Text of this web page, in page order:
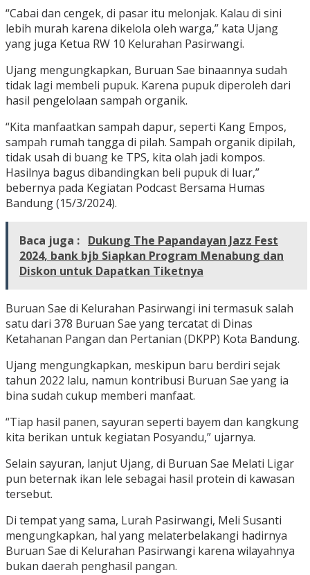
“Cabai dan cengek, di pasar itu melonjak. Kalau di sini
lebih murah karena dikelola oleh warga,” kata Ujang
yang juga Ketua RW 10 Kelurahan Pasirwangi.
Ujang mengungkapkan, Buruan Sae binaannya sudah
tidak lagi membeli pupuk. Karena pupuk diperoleh dari
hasil pengelolaan sampah organik.
“Kita manfaatkan sampah dapur, seperti Kang Empos,
sampah rumah tangga di pilah. Sampah organik dipilah,
tidak usah di buang ke TPS, kita olah jadi kompos.
Hasilnya bagus dibandingkan beli pupuk di luar,”
bebernya pada Kegiatan Podcast Bersama Humas
Bandung (15/3/2024).
Baca juga : Dukung The Papandayan Jazz Fest
2024, bank bjb Siapkan Program Menabung dan
Diskon untuk Dapatkan Tiketnya
Buruan Sae di Kelurahan Pasirwangi ini termasuk salah
satu dari 378 Buruan Sae yang tercatat di Dinas
Ketahanan Pangan dan Pertanian (DKPP) Kota Bandung.
Ujang mengungkapkan, meskipun baru berdiri sejak
tahun 2022 lalu, namun kontribusi Buruan Sae yang ia
bina sudah cukup memberi manfaat.
“Tiap hasil panen, sayuran seperti bayem dan kangkung
kita berikan untuk kegiatan Posyandu,” ujarnya.
Selain sayuran, lanjut Ujang, di Buruan Sae Melati Ligar
pun beternak ikan lele sebagai hasil protein di kawasan
tersebut.
Di tempat yang sama, Lurah Pasirwangi, Meli Susanti
mengungkapkan, hal yang melaterbelakangi hadirnya
Buruan Sae di Kelurahan Pasirwangi karena wilayahnya
bukan daerah penghasil pangan.